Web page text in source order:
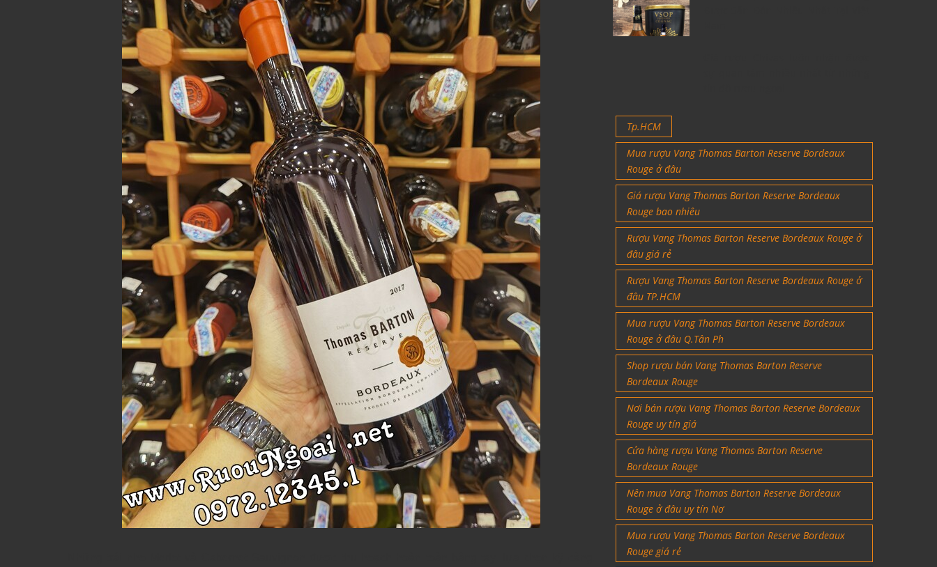
Tp.HCM
Mua rượu Vang Thomas Barton Reserve Bordeaux
Rouge ở đâu
Giá rượu Vang Thomas Barton Reserve Bordeaux
Rouge bao nhiêu
Rượu Vang Thomas Barton Reserve Bordeaux Rouge ở
đâu giá rẻ
Rượu Vang Thomas Barton Reserve Bordeaux Rouge ở
đâu TP.HCM
Mua rượu Vang Thomas Barton Reserve Bordeaux
Rouge ở đâu Q.Tân Ph
Shop rượu bán Vang Thomas Barton Reserve
Bordeaux Rouge
Nơi bán rượu Vang Thomas Barton Reserve Bordeaux
Rouge uy tín giá
Cửa hàng rượu Vang Thomas Barton Reserve
Bordeaux Rouge
Nên mua Vang Thomas Barton Reserve Bordeaux
Rouge ở đâu uy tín Nơ
Mua rượu Vang Thomas Barton Reserve Bordeaux
Rouge giá rẻ